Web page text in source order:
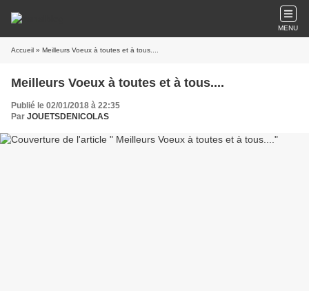
MENU
Accueil » Meilleurs Voeux à toutes et à tous....
Meilleurs Voeux à toutes et à tous....
Publié le 02/01/2018 à 22:35
Par JOUETSDENICOLAS